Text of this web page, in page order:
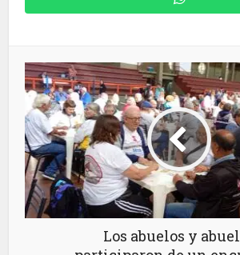
Los abuelos y